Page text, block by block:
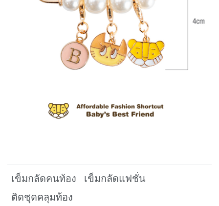
เข็มกลัดคนท้อง
เข็มกลัดแฟชั่น
ติดชุดคลุมท้อง